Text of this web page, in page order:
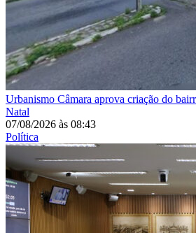
Urbanismo Câmara aprova criação do
Natal
07/08/2026 às 08:43
Política